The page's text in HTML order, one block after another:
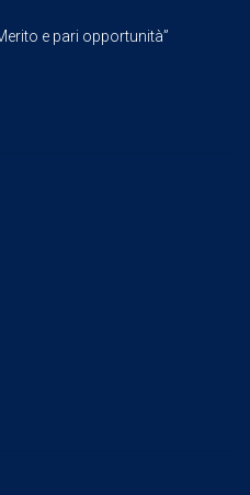
e pari opportunità”